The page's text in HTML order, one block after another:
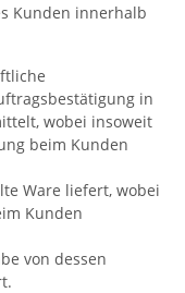
Kunden innerhalb
in
wobei insoweit
beim Kunden
Ware liefert, wobei
Kunden
von dessen